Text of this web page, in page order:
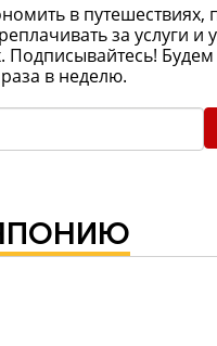
в путешествиях,
за услуги и
Подписывайтесь! Будем
в неделю.